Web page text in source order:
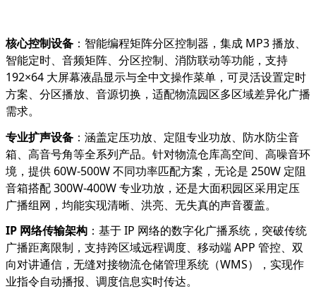
核心控制设备 ：智能编程矩阵分区控制器，集成 MP3 播放、
智能定时、音频矩阵、分区控制、消防联动等功能，支持
192×64 大屏幕液晶显示与全中文操作菜单，可灵活设置定时
方案、分区播放、音源切换，适配物流园区多区域差异化广播
需求。
专业扩声设备 ：涵盖定压功放、定阻专业功放、防水防尘音
箱、高音号角等全系列产品。针对物流仓库高空间、高噪音环
境，提供 60W-500W 不同功率匹配方案，无论是 250W 定阻
音箱搭配 300W-400W 专业功放，还是大面积园区采用定压
广播组网，均能实现清晰、洪亮、无失真的声音覆盖。
IP 网络传输架构 ：基于 IP 网络的数字化广播系统，突破传统
广播距离限制，支持跨区域远程调度、移动端 APP 管控、双
向对讲通信，无缝对接物流仓储管理系统（WMS），实现作
业指令自动播报、调度信息实时传达。